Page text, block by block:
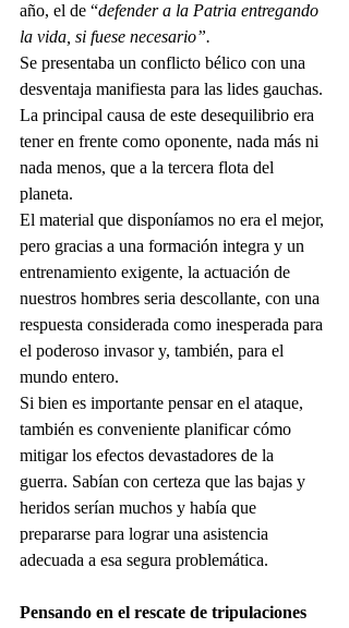
año, el de “defender a la Patria entregando
la vida, si fuese necesario”.
Se presentaba un conflicto bélico con una
desventaja manifiesta para las lides gauchas.
La principal causa de este desequilibrio era
tener en frente como oponente, nada más ni
nada menos, que a la tercera flota del
planeta.
El material que disponíamos no era el mejor,
pero gracias a una formación integra y un
entrenamiento exigente, la actuación de
nuestros hombres seria descollante, con una
respuesta considerada como inesperada para
el poderoso invasor y, también, para el
mundo entero.
Si bien es importante pensar en el ataque,
también es conveniente planificar cómo
mitigar los efectos devastadores de la
guerra. Sabían con certeza que las bajas y
heridos serían muchos y había que
prepararse para lograr una asistencia
adecuada a esa segura problemática.
Pensando en el rescate de tripulaciones